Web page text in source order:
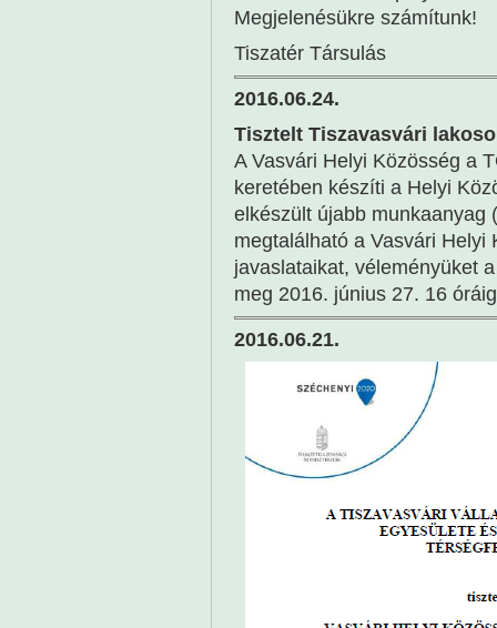
Megjelenésükre számítunk!
Tiszatér Társulás
2016.06.24.
Tisztelt Tiszavasvári
A Vasvári Helyi Közösség a
keretében készíti a Helyi
elkészült újabb munkaanyag
megtalálható a Vasvári
javaslataikat, véleményüket
meg 2016. június 27. 16
2016.06.21.